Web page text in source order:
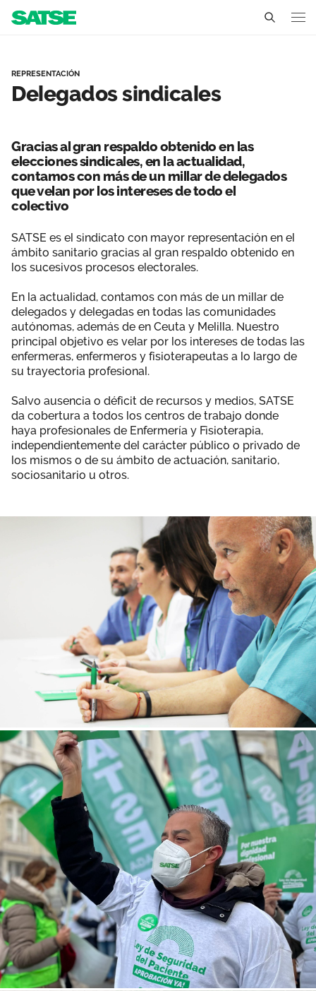
Conócenos
Delegados Sindicales
Estructura organizativa
Ámbitos de negociación
Secciones sindicales
Qué ofrecemos
Servicios
Ventajas
Actualidad
Temas
Noticias
Sala de prensa
Empleo
Documentos
Publicaciones
Vídeos
Contáctanos
Área privada
Únete
REPRESENTACIÓN
Delegados sindicales
Gracias al gran respaldo obtenido en las
elecciones sindicales, en la actualidad,
contamos con más de un millar de delegados
que velan por los intereses de todo el
colectivo
SATSE es el sindicato con mayor representación en el
ámbito sanitario gracias al gran respaldo obtenido en
los sucesivos procesos electorales.
En la actualidad, contamos con más de un millar de
delegados y delegadas en todas las comunidades
autónomas, además de en Ceuta y Melilla. Nuestro
principal objetivo es velar por los intereses de todas las
enfermeras, enfermeros y fisioterapeutas a lo largo de
su trayectoria profesional.
Salvo ausencia o déficit de recursos y medios, SATSE
da cobertura a todos los centros de trabajo donde
haya profesionales de Enfermería y Fisioterapia,
independientemente del carácter público o privado de
los mismos o de su ámbito de actuación, sanitario,
sociosanitario u otros.